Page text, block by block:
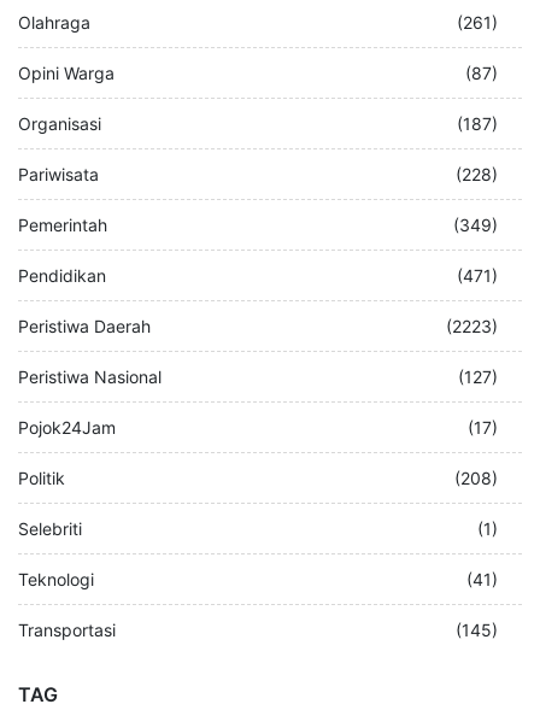
Olahraga (261)
Opini Warga (87)
Organisasi (187)
Pariwisata (228)
Pemerintah (349)
Pendidikan (471)
Peristiwa Daerah (2223)
Peristiwa Nasional (127)
Pojok24Jam (17)
Politik (208)
Selebriti (1)
Teknologi (41)
Transportasi (145)
TAG